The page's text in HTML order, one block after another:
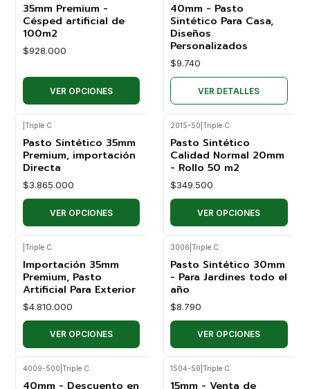
35mm Premium -
Césped artificial de
100m2
$928.000
VER OPCIONES
40mm - Pasto
Sintético Para Casa,
Diseños
Personalizados
$9.740
VER DETALLES
Triple C
Pasto Sintético 35mm
Premium, importación
Directa
$3.865.000
VER OPCIONES
2015-50 Triple C
Pasto Sintético
Calidad Normal 20mm
- Rollo 50 m2
$349.500
VER OPCIONES
Triple C
Importación 35mm
Premium, Pasto
Artificial Para Exterior
$4.810.000
VER OPCIONES
3006 Triple C
Pasto Sintético 30mm
- Para Jardines todo el
año
$8.790
VER OPCIONES
4009-500 Triple C
40mm - Descuento en
1504-50 Triple C
15mm - Venta de